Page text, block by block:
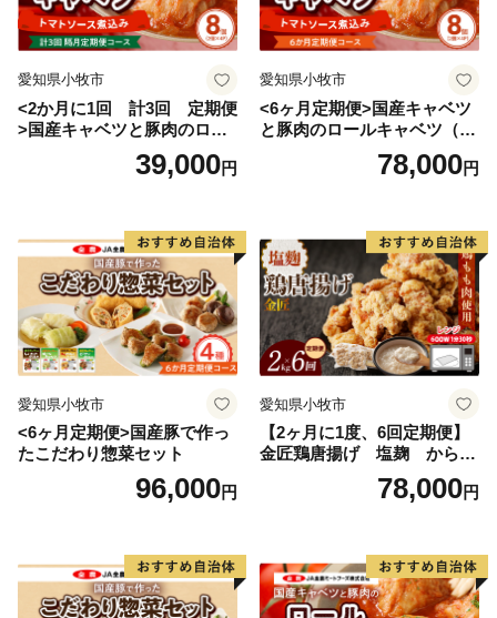
愛知県小牧市
<2か月に1回 計3回 定期便
>国産キャベツと豚肉のロー
ルキャベツ（4P入り）
39,000円
愛知県小牧市
<6ヶ月定期便>国産キャベツ
と豚肉のロールキャベツ（4P
78,000円
愛知県小牧市
<6ヶ月定期便>国産豚で作っ
たこだわり惣菜セット
96,000円
愛知県小牧市
【2ヶ月に1度、6回定期便】
金匠鶏唐揚げ 塩麹 からあ
78,000円